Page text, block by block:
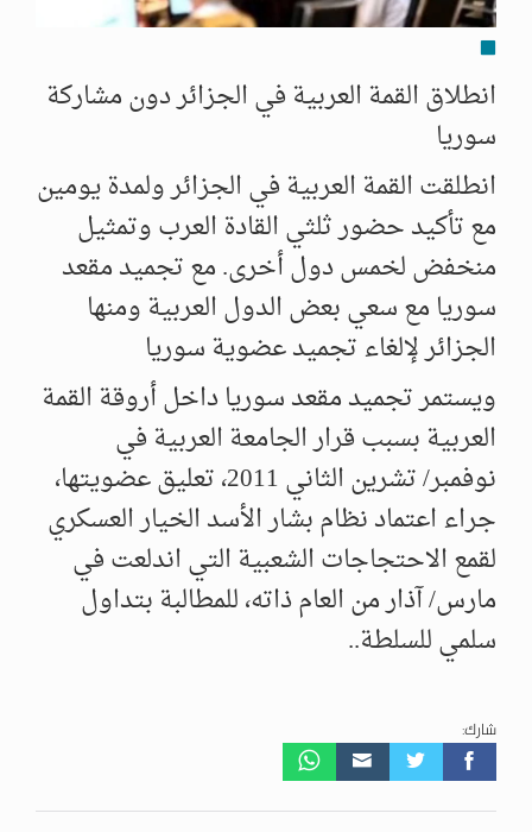
انطلاق القمة العربية في الجزائر دون مشاركة
سوريا
انطلقت القمة العربية في الجزائر ولمدة يومين
مع تأكيد حضور ثلثي القادة العرب وتمثيل
منخفض لخمس دول أخرى. مع تجميد مقعد
سوريا مع سعي بعض الدول العربية ومنها
الجزائر لإلغاء تجميد عضوية سوريا
ويستمر تجميد مقعد سوريا داخل أروقة القمة
العربية بسبب قرار الجامعة العربية في
نوفمبر/ تشرين الثاني 2011، تعليق عضويتها،
جراء اعتماد نظام بشار الأسد الخيار العسكري
لقمع الاحتجاجات الشعبية التي اندلعت في
مارس/ آذار من العام ذاته، للمطالبة بتداول
سلمي للسلطة..
شارك: